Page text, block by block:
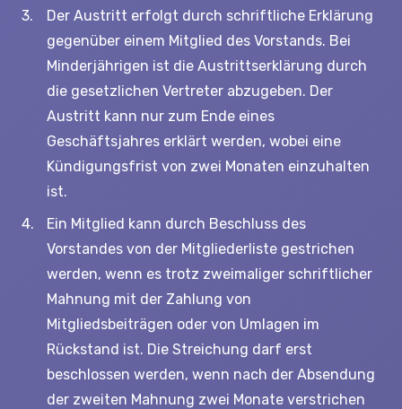
Der Austritt erfolgt durch schriftliche Erklärung
gegenüber einem Mitglied des Vorstands. Bei
Minderjährigen ist die Austrittserklärung durch
die gesetzlichen Vertreter abzugeben. Der
Austritt kann nur zum Ende eines
Geschäftsjahres erklärt werden, wobei eine
Kündigungsfrist von zwei Monaten einzuhalten
ist.
Ein Mitglied kann durch Beschluss des
Vorstandes von der Mitgliederliste gestrichen
werden, wenn es trotz zweimaliger schriftlicher
Mahnung mit der Zahlung von
Mitgliedsbeiträgen oder von Umlagen im
Rückstand ist. Die Streichung darf erst
beschlossen werden, wenn nach der Absendung
der zweiten Mahnung zwei Monate verstrichen